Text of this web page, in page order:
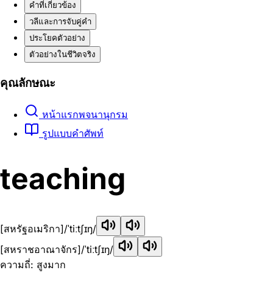
คำที่เกี่ยวข้อง
วลีและการจับคู่คำ
ประโยคตัวอย่าง
ตัวอย่างในชีวิตจริง
คุณลักษณะ
หน้าแรกพจนานุกรม
รูปแบบคำศัพท์
teaching
[สหรัฐอเมริกา]/ˈtiːtʃɪŋ/
[สหราชอาณาจักร]/ˈtiːtʃɪŋ/
ความถี่: สูงมาก